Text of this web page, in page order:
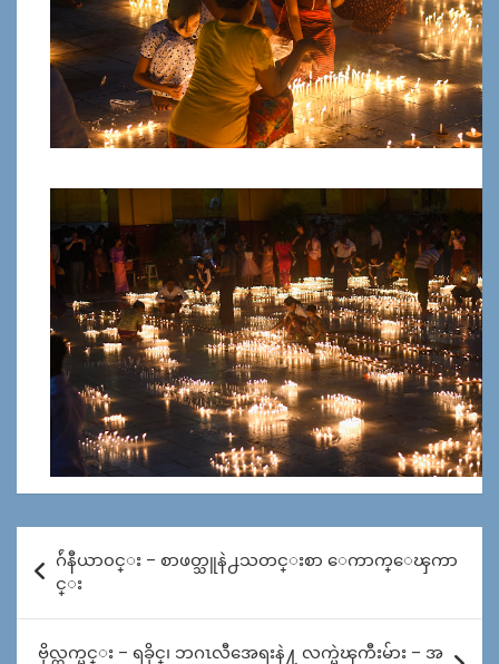
Post
navigation
ဂ်ဴနီယာ၀င္း – စာဖတ္သူနဲ႕သတင္းစာ ေကာက္ေၾကာ
င္း
ဗိုလ္ထက္မင္း – ရခိုင္၊ ဘဂၤလီအေရးနဲ႔ လက္မဲၾကီးမ်ား – အ